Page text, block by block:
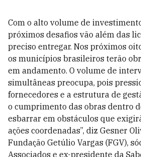
Com o alto volume de
próximos desafios vão além das
preciso entregar. Nos próximos
os municípios brasileiros terão
em andamento. O volume de
simultâneas preocupa, pois
fornecedores e a estrutura de
o cumprimento das obras dentro
esbarrar em obstáculos que
ações coordenadas”, diz Gesner
Fundação Getúlio Vargas (FGV),
Associados e ex-presidente da